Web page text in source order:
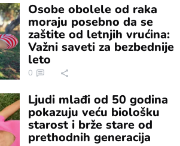
Osobe obolele od raka
moraju posebno da se
zaštite od letnjih vrućina:
Važni saveti za bezbednije
leto
0
Ljudi mlađi od 50 godina
pokazuju veću biološku
starost i brže stare od
prethodnih generacija